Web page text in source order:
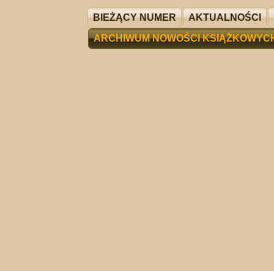
BIEŻĄCY NUMER AKTUALNOŚCI
ARCHIWUM NOWOŚCI